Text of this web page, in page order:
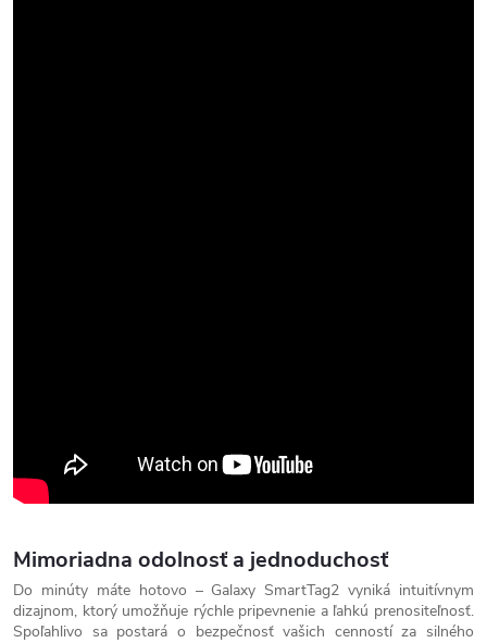
Mimoriadna odolnosť a jednoduchosť
Do minúty máte hotovo – Galaxy SmartTag2 vyniká intuitívnym
dizajnom, ktorý umožňuje rýchle pripevnenie a ľahkú prenositeľnosť.
Spoľahlivo sa postará o bezpečnosť vašich cenností za silného